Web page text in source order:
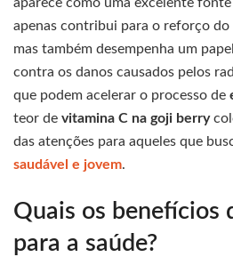
apenas contribui para o reforço do
mas também desempenha um
contra os danos causados pelos
que podem acelerar o processo de
teor de vitamina C na goji berry
das atenções para aqueles que
saudável e jovem.
Quais os benefícios
para a saúde?